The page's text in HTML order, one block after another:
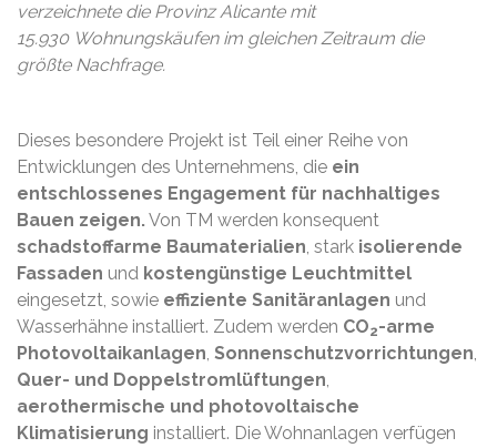
verzeichnete die Provinz Alicante mit
15.930 Wohnungskäufen im gleichen Zeitraum die
größte Nachfrage.
Dieses besondere Projekt ist Teil einer Reihe von
Entwicklungen des Unternehmens, die ein
entschlossenes Engagement für nachhaltiges
Bauen zeigen.Von TM werden konsequent
schadstoffarme Baumaterialien, stark isolierende
Fassaden und kostengünstige Leuchtmittel
eingesetzt, sowie effiziente Sanitäranlagen und
Wasserhähne installiert. Zudem werden CO2-arme
Photovoltaikanlagen, Sonnenschutzvorrichtungen,
Quer- und Doppelstromlüftungen,
aerothermische und photovoltaische
Klimatisierung installiert. Die Wohnanlagen verfügen